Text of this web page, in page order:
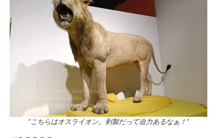
“こちらはオスライオン。剥製だって迫力あるなぁ！”